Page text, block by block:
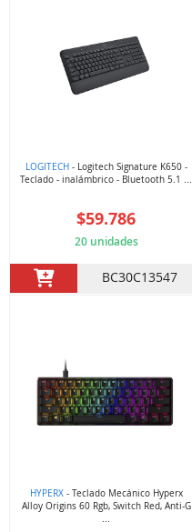
LOGITECH - Logitech Signature K650 -
Teclado - inalámbrico - Bluetooth 5.1 ...
$59.786
20 unidades
BC30C13547
HYPERX- Teclado Mecánico Hyperx
Alloy Origins 60 Rgb, Switch Red, Anti-G
...